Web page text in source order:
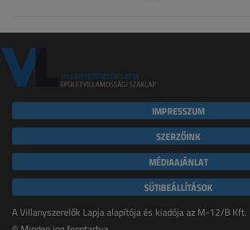
IMPRESSZUM
SZERZŐINK
MÉDIAAJÁNLAT
SÜTIBEÁLLÍTÁSOK
A Villanyszerelők Lapja alapítója és kiadója az M-12/B Kft.